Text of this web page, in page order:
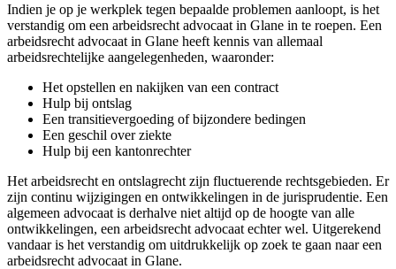
Indien je op je werkplek tegen bepaalde problemen aanloopt, is het
verstandig om een arbeidsrecht advocaat in Glane in te roepen. Een
arbeidsrecht advocaat in Glane heeft kennis van allemaal
arbeidsrechtelijke aangelegenheden, waaronder:
Het opstellen en nakijken van een contract
Hulp bij ontslag
Een transitievergoeding of bijzondere bedingen
Een geschil over ziekte
Hulp bij een kantonrechter
Het arbeidsrecht en ontslagrecht zijn fluctuerende rechtsgebieden. Er
zijn continu wijzigingen en ontwikkelingen in de jurisprudentie. Een
algemeen advocaat is derhalve niet altijd op de hoogte van alle
ontwikkelingen, een arbeidsrecht advocaat echter wel. Uitgerekend
vandaar is het verstandig om uitdrukkelijk op zoek te gaan naar een
arbeidsrecht advocaat in Glane.